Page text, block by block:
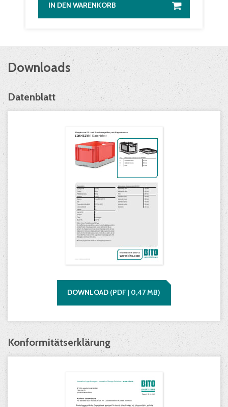
IN DEN WARENKORB
Downloads
Datenblatt
DOWNLOAD (PDF | 0,47MB)
Konformitätserklärung